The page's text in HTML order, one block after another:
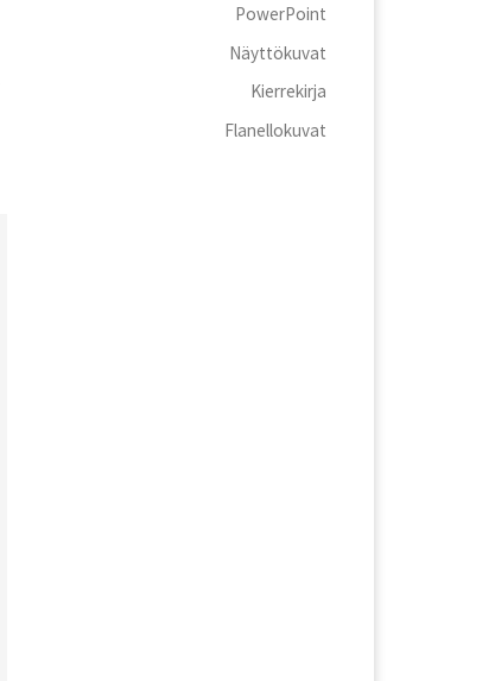
PowerPoint
Näyttökuvat
Kierrekirja
Flanellokuvat